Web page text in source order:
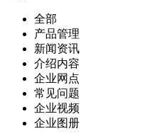
全部
产品管理
新闻资讯
介绍内容
企业网点
常见问题
企业视频
企业图册